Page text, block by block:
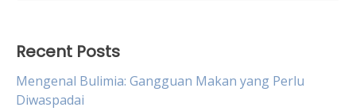
Recent Posts
Mengenal Bulimia: Gangguan Makan yang Perlu
Diwaspadai